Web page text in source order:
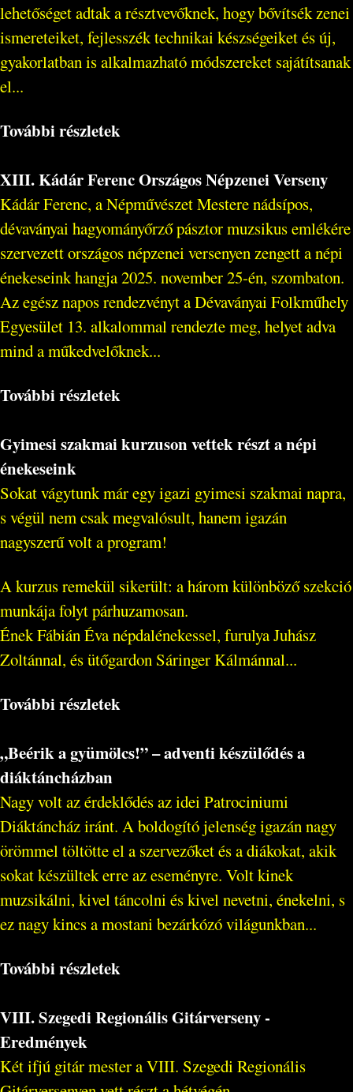
lehetőséget adtak a résztvevőknek, hogy bővítsék zenei
ismereteiket, fejlesszék technikai készségeiket és új,
gyakorlatban is alkalmazható módszereket sajátítsanak
el...
További részletek
XIII. Kádár Ferenc Országos Népzenei Verseny
Kádár Ferenc, a Népművészet Mestere nádsípos,
dévaványai hagyományőrző pásztor muzsikus emlékére
szervezett országos népzenei versenyen zengett a népi
énekeseink hangja 2025. november 25-én, szombaton.
Az egész napos rendezvényt a Dévaványai Folkműhely
Egyesület 13. alkalommal rendezte meg, helyet adva
mind a műkedvelőknek...
További részletek
Gyimesi szakmai kurzuson vettek részt a népi
énekeseink
Sokat vágytunk már egy igazi gyimesi szakmai napra,
s végül nem csak megvalósult, hanem igazán
nagyszerű volt a program!
A kurzus remekül sikerült: a három különböző szekció
munkája folyt párhuzamosan.
Ének Fábián Éva népdalénekessel, furulya Juhász
Zoltánnal, és ütőgardon Sáringer Kálmánnal...
További részletek
„Beérik a gyümölcs!” – adventi készülődés a
diáktáncházban
Nagy volt az érdeklődés az idei Patrociniumi
Diáktáncház iránt. A boldogító jelenség igazán nagy
örömmel töltötte el a szervezőket és a diákokat, akik
sokat készültek erre az eseményre. Volt kinek
muzsikálni, kivel táncolni és kivel nevetni, énekelni, s
ez nagy kincs a mostani bezárkózó világunkban...
További részletek
VIII. Szegedi Regionális Gitárverseny -
Eredmények
Két ifjú gitár mester a VIII. Szegedi Regionális